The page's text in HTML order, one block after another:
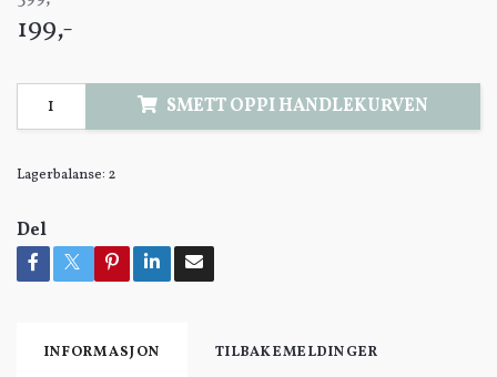
199,-
SMETT OPPI HANDLEKURVEN
Lagerbalanse: 2
Del
INFORMASJON TILBAKEMELDINGER